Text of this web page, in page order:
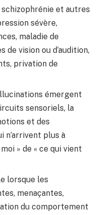
et autres
sévère,
maladie de
de vision ou d’audition,
privation de
émergent
sensoriels, la
et des
n’arrivent plus à
» de « ce qui vient
lorsque les
menaçantes,
du comportement